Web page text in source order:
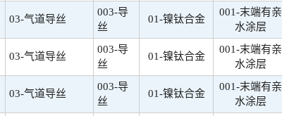
03-气道导丝
003-导
丝
01-镍钛合金
001-末端有亲
水涂层
03-气道导丝
003-导
丝
01-镍钛合金
001-末端有亲
水涂层
03-气道导丝
003-导
丝
01-镍钛合金
001-末端有亲
水涂层